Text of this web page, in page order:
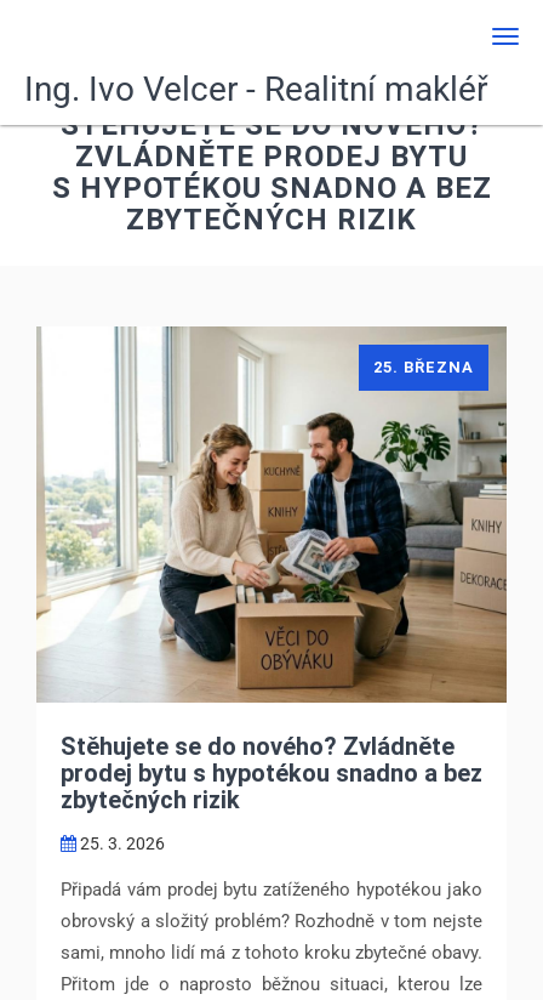
Ing. Ivo Velcer - Realitní makléř
STĚHUJETE SE DO NOVÉHO?
ZVLÁDNĚTE PRODEJ BYTU
S HYPOTÉKOU SNADNO A BEZ
ZBYTEČNÝCH RIZIK
Stěhujete se do nového? Zvládněte
prodej bytu s hypotékou snadno a bez
zbytečných rizik
25. 3. 2026
25. BŘEZNA
Připadá vám prodej bytu zatíženého hypotékou jako
obrovský a složitý problém? Rozhodně v tom nejste
sami, mnoho lidí má z tohoto kroku zbytečné obavy.
Přitom jde o naprosto běžnou situaci, kterou lze